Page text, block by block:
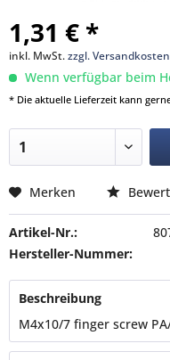
1,31 € *
inkl. MwSt.zzgl. Versandkosten
Wenn verfügbar beim
* Die aktuelle Lieferzeit kann
Merken
Artikel-Nr.:
Hersteller-Nummer:
Beschreibung
M4x10/7 finger screw